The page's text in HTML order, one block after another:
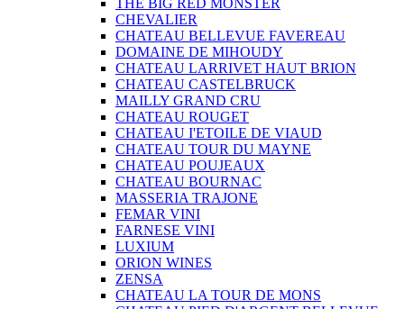
THE BIG RED MONSTER
CHEVALIER
CHATEAU BELLEVUE FAVEREAU
DOMAINE DE MIHOUDY
CHATEAU LARRIVET HAUT BRION
CHATEAU CASTELBRUCK
MAILLY GRAND CRU
CHATEAU ROUGET
CHATEAU I'ETOILE DE VIAUD
CHATEAU TOUR DU MAYNE
CHATEAU POUJEAUX
CHATEAU BOURNAC
MASSERIA TRAJONE
FEMAR VINI
FARNESE VINI
LUXIUM
ORION WINES
ZENSA
CHATEAU LA TOUR DE MONS